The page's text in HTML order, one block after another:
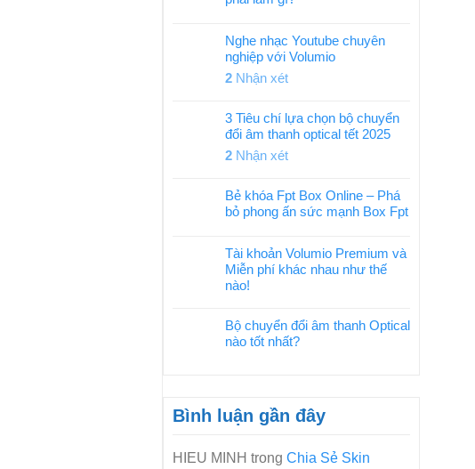
Nghe nhạc Youtube chuyên
nghiệp với Volumio
2 Nhận xét
3 Tiêu chí lựa chọn bộ chuyển
đổi âm thanh optical tết 2025
2 Nhận xét
Bẻ khóa Fpt Box Online – Phá
bỏ phong ấn sức mạnh Box Fpt
Tài khoản Volumio Premium và
Miễn phí khác nhau như thế
nào!
Bộ chuyển đổi âm thanh Optical
nào tốt nhất?
Bình luận gần đây
HIEU MINH trong Chia Sẻ Skin